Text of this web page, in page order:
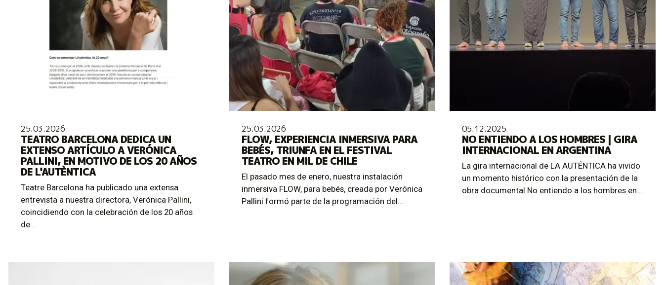
25.03.2026
TEATRO BARCELONA DEDICA UN
EXTENSO ARTÍCULO A VERÓNICA
PALLINI, EN MOTIVO DE LOS 20 AÑOS
DE L'AUTÈNTICA
Teatre Barcelona ha publicado una extensa
entrevista a nuestra directora, Verónica Pallini,
coincidiendo con la celebración de los 20 años
de...
25.03.2026
FLOW, EXPERIENCIA INMERSIVA PARA
BEBÉS, TRIUNFA EN EL FESTIVAL
TEATRO EN MIL DE CHILE
El pasado mes de enero, nuestra instalación
inmersiva FLOW, para bebés, creada por Verónica
Pallini formó parte de la programación del...
05.12.2025
NO ENTIENDO A LOS HOMBRES | GIRA
INTERNACIONAL EN ARGENTINA
La gira internacional de LA AUTÉNTICA ha vivido
un momento histórico con la presentación de la
obra documental No entiendo a los hombres en...